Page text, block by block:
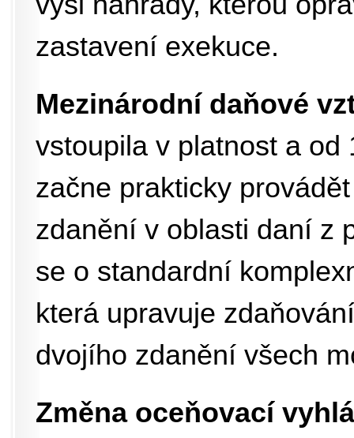
zastavení exekuce.
Mezinárodní daňové
vstoupila v platnost a od
začne prakticky
zdanění v oblasti daní z
se o standardní
která upravuje
dvojího zdanění všech
Změna oceňovací